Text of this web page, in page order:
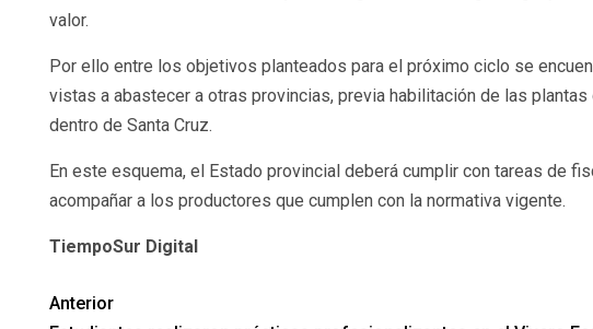
valor.
Por ello entre los objetivos planteados para el próximo ciclo se
vistas a abastecer a otras provincias, previa habilitación de las
dentro de Santa Cruz.
En este esquema, el Estado provincial deberá cumplir con tareas de
acompañar a los productores que cumplen con la normativa vigente.
TiempoSur Digital
Anterior